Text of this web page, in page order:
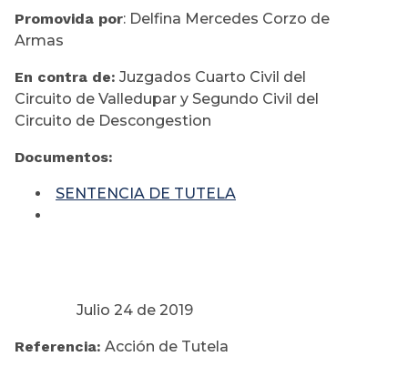
Promovida por: Delfina Mercedes Corzo de
Armas
En contra de: Juzgados Cuarto Civil del
Circuito de Valledupar y Segundo Civil del
Circuito de Descongestion
Documentos:
SENTENCIA DE TUTELA
Julio 24 de 2019
Referencia: Acción de Tutela